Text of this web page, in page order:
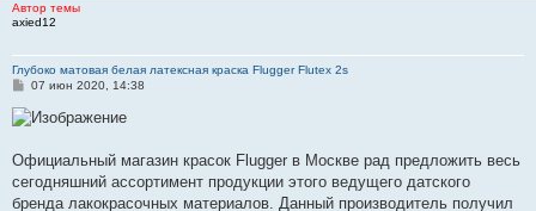
Автор темы
axied12
Глубоко матовая белая латексная краска Flugger Flutex 2s
С
о
б
е
н
и
е
07 июн 2020, 14:38
Официальный магазин красок Flugger в Москве рад предложить весь
сегодняшний ассортимент продукции этого ведущего датского
бренда лакокрасочных материалов. Данный производитель получил